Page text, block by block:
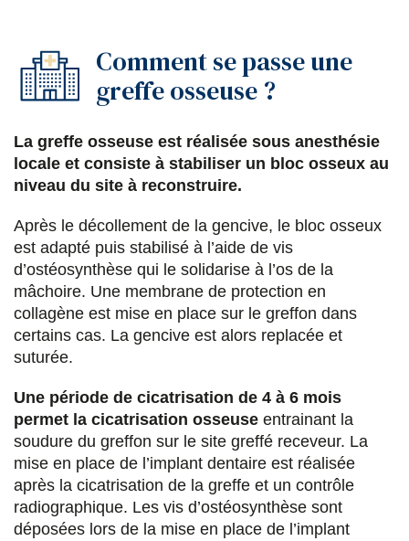
Comment se passe une
greffe osseuse ?
La greffe osseuse est réalisée sous anesthésie
locale et consiste à stabiliser un bloc osseux au
niveau du site à reconstruire.
Après le décollement de la gencive, le bloc osseux
est adapté puis stabilisé à l’aide de vis
d’ostéosynthèse qui le solidarise à l’os de la
mâchoire. Une membrane de protection en
collagène est mise en place sur le greffon dans
certains cas. La gencive est alors replacée et
suturée.
Une période de cicatrisation de 4 à 6 mois
permet la cicatrisation osseuse entrainant la
soudure du greffon sur le site greffé receveur. La
mise en place de l’implant dentaire est réalisée
après la cicatrisation de la greffe et un contrôle
radiographique. Les vis d’ostéosynthèse sont
déposées lors de la mise en place de l’implant